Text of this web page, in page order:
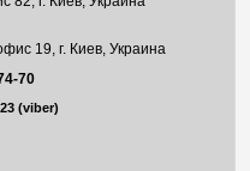
19, г. Киев, Украина
70
(viber)